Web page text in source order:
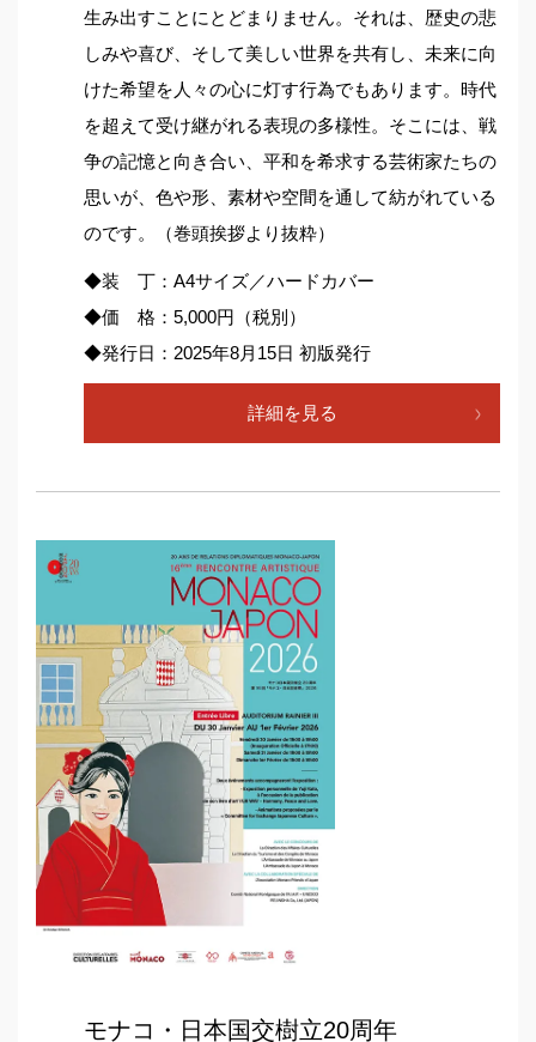
生み出すことにとどまりません。それは、歴史の悲
しみや喜び、そして美しい世界を共有し、未来に向
けた希望を人々の心に灯す行為でもあります。時代
を超えて受け継がれる表現の多様性。そこには、戦
争の記憶と向き合い、平和を希求する芸術家たちの
思いが、色や形、素材や空間を通して紡がれている
のです。（巻頭挨拶より抜粋）
◆装 丁：A4サイズ／ハードカバー
◆価 格：5,000円（税別）
◆発行日：2025年8月15日 初版発行
詳細を見る
モナコ・日本国交樹立20周年